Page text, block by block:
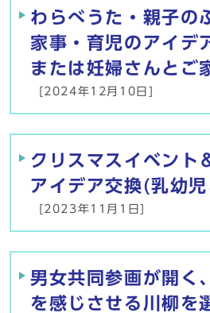
わらべうた・親子の
家事・育児のアイデ
または妊婦さんとご
[2024年12月10日]
クリスマスイベント
アイデア交換(乳幼
[2023年11月1日]
男女共同参画が開く
を感じさせる川柳を